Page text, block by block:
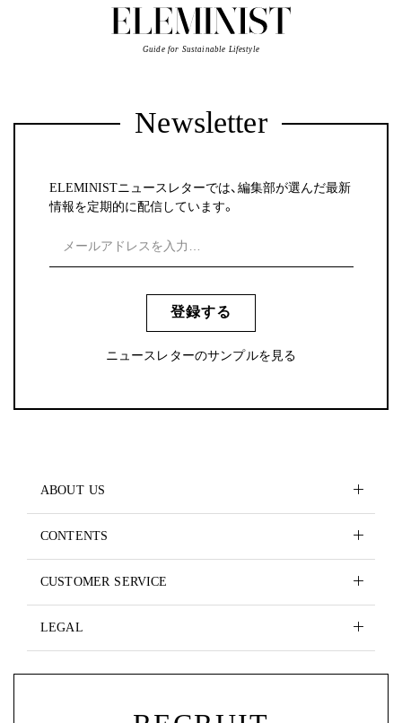
Guide for Sustainable Lifestyle
Newsletter
ELEMINISTニュースレターでは、編集部が選んだ最新
情報を定期的に配信しています。
登録する
ニュースレターのサンプルを見る
ABOUT US
CONTENTS
CUSTOMER SERVICE
LEGAL